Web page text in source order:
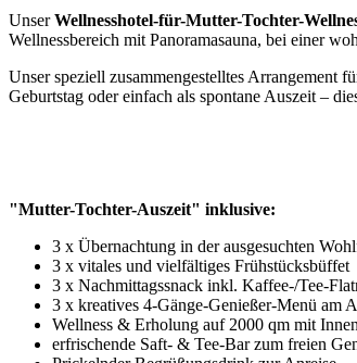
UnserWellnesshotel-für-Mutter-Tochter-
Wellnessbereich mit Panoramasauna, bei einer
Unser speziell zusammengestelltes Arrangement
Geburtstag oder einfach als spontane Auszeit –
"Mutter-Tochter-Auszeit" inklusive:
3 x Übernachtung in der ausgesuchten
3 x vitales und vielfältiges Frühstücksbüffet
3 x Nachmittagssnack inkl. Kaffee-/Tee-
3 x kreatives 4-Gänge-Genießer-Menü am
Wellness & Erholung auf 2000 qm mit
erfrischende Saft- & Tee-Bar zum freien